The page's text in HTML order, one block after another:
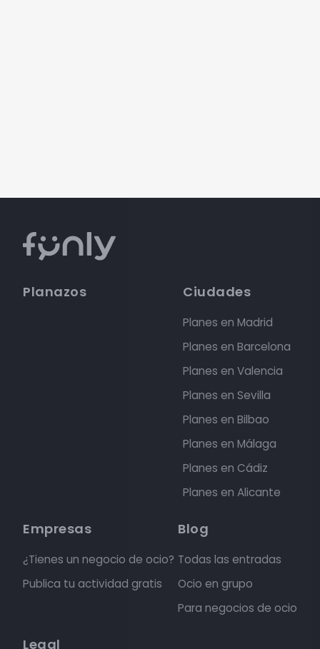
Planazos Ciudades
Planes en Madrid
Planes en Barcelona
Planes en Valencia
Planes en Sevilla
Planes en Bilbao
Planes en Málaga
Planes en Cádiz
Planes en Alicante
Empresas
¿Tienes un negocio de ocio?
Publica tu actividad gratis
Blog
Todas las entradas
Ocio en grupo
Para negocios de ocio
Legal